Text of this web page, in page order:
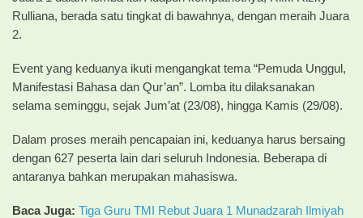
Rulliana, berada satu tingkat di bawahnya, dengan meraih Juara
2.
Event yang keduanya ikuti mengangkat tema “Pemuda Unggul,
Manifestasi Bahasa dan Qur’an”. Lomba itu dilaksanakan
selama seminggu, sejak Jum’at (23/08), hingga Kamis (29/08).
Dalam proses meraih pencapaian ini, keduanya harus bersaing
dengan 627 peserta lain dari seluruh Indonesia. Beberapa di
antaranya bahkan merupakan mahasiswa.
Baca Juga: Tiga Guru TMI Rebut Juara 1 Munadzarah Ilmiyah